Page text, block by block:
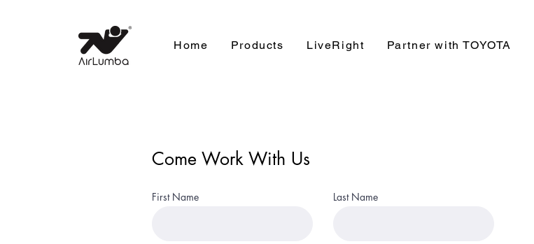
Home Products LiveRight Partner with TOYOTA
Come Work With Us
First Name Last Name